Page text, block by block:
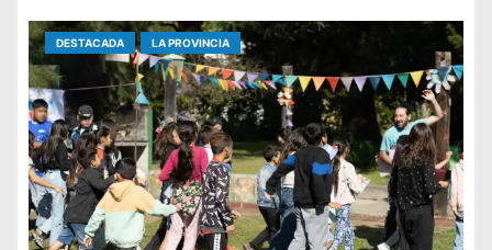
DESTACADA LA PROVINCIA